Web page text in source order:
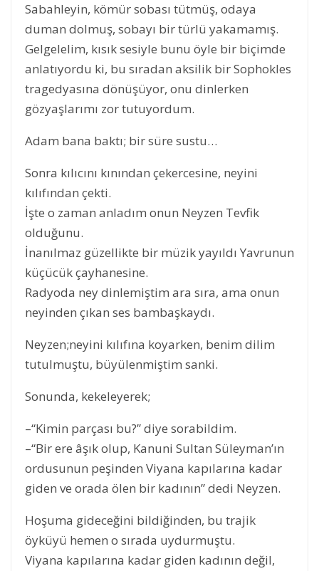
Sabahleyin, kömür sobası tütmüş, odaya
duman dolmuş, sobayı bir türlü yakamamış.
Gelgelelim, kısık sesiyle bunu öyle bir biçimde
anlatıyordu ki, bu sıradan aksilik bir Sophokles
tragedyasına dönüşüyor, onu dinlerken
gözyaşlarımı zor tutuyordum.
Adam bana baktı; bir süre sustu…
Sonra kılıcını kınından çekercesine, neyini
kılıfından çekti.
İşte o zaman anladım onun Neyzen Tevfik
olduğunu.
İnanılmaz güzellikte bir müzik yayıldı Yavrunun
küçücük çayhanesine.
Radyoda ney dinlemiştim ara sıra, ama onun
neyinden çıkan ses bambaşkaydı.
Neyzen;neyini kılıfına koyarken, benim dilim
tutulmuştu, büyülenmiştim sanki.
Sonunda, kekeleyerek;
–“Kimin parçası bu?” diye sorabildim.
–“Bir ere âşık olup, Kanuni Sultan Süleyman’ın
ordusunun peşinden Viyana kapılarına kadar
giden ve orada ölen bir kadının” dedi Neyzen.
Hoşuma gideceğini bildiğinden, bu trajik
öyküyü hemen o sırada uydurmuştu.
Viyana kapılarına kadar giden kadının değil,